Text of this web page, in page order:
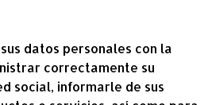
datos personales con la
correctamente su
social, informarle de sus